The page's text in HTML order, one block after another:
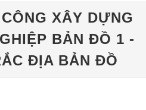
XÂY DỰNG
BẢN ĐỒ 1 -
ĐỊA BẢN ĐỒ